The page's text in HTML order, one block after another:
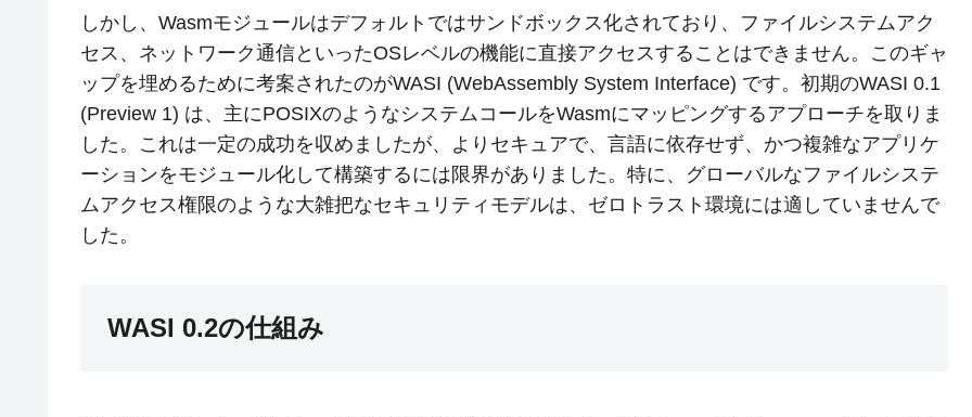
しかし、Wasmモジュールはデフォルトではサンドボックス化されており、ファイルシステムアク
セス、ネットワーク通信といったOSレベルの機能に直接アクセスすることはできません。このギャ
ップを埋めるために考案されたのがWASI (WebAssembly System Interface) です。初期のWASI 0.1
(Preview 1) は、主にPOSIXのようなシステムコールをWasmにマッピングするアプローチを取りま
した。これは一定の成功を収めましたが、よりセキュアで、言語に依存せず、かつ複雑なアプリケ
ーションをモジュール化して構築するには限界がありました。特に、グローバルなファイルシステ
ムアクセス権限のような大雑把なセキュリティモデルは、ゼロトラスト環境には適していませんで
した。
WASI 0.2の仕組み